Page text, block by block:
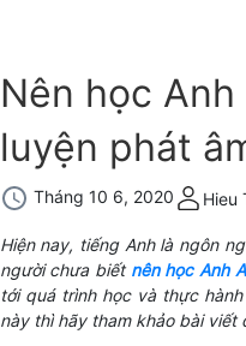
Nên học
luyện phát
Tháng 10 6, 2020 Hieu
Hiện nay, tiếng Anh là ngôn
người chưa biết nên học Anh
tới quá trình học và thực
này thì hãy tham khảo bài viết